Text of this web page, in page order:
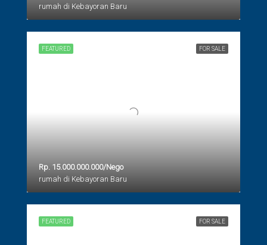
rumah di Kebayoran Baru
FOR SALE
FEATURED
Rp. 15.000.000.000/Nego
rumah di Kebayoran Baru
FOR SALE
FEATURED